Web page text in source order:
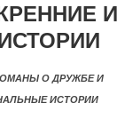
И
О ДРУЖБЕ И
ИСТОРИИ